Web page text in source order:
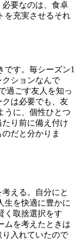
要なのは、食卓
を充実させるそれ
です。毎シーズン1
ションなんで
過ごす友人を知っ
は必要でも、友
うに、個性ひとつ
り前に備え付け
だと分かりま
える。自分にと
生を快適に豊かに
く取捨選択をす
ムを考えたときは
入れていたので